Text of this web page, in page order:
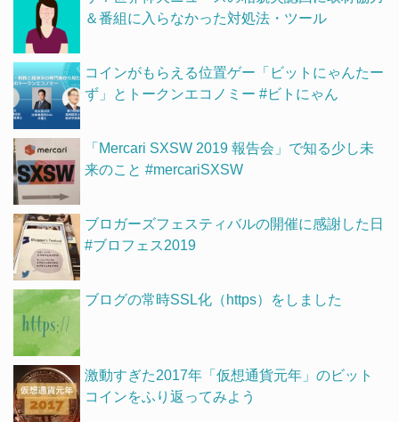
＆番組に入らなかった対処法・ツール
コインがもらえる位置ゲー「ビットにゃんたー
ず」とトークンエコノミー #ビトにゃん
「Mercari SXSW 2019 報告会」で知る少し未
来のこと #mercariSXSW
ブロガーズフェスティバルの開催に感謝した日
#ブロフェス2019
ブログの常時SSL化（https）をしました
激動すぎた2017年「仮想通貨元年」のビット
コインをふり返ってみよう